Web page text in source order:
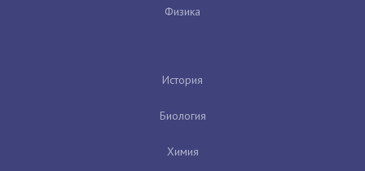
Физика
История
Биология
Химия